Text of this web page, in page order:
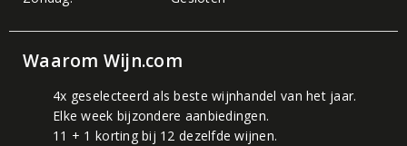
Waarom Wijn.com
4x geselecteerd als beste wijnhandel van het jaar.
Elke week bijzondere aanbiedingen.
11 + 1 korting bij 12 dezelfde wijnen.